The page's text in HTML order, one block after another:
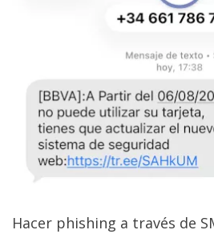
Hacer phishing a través de